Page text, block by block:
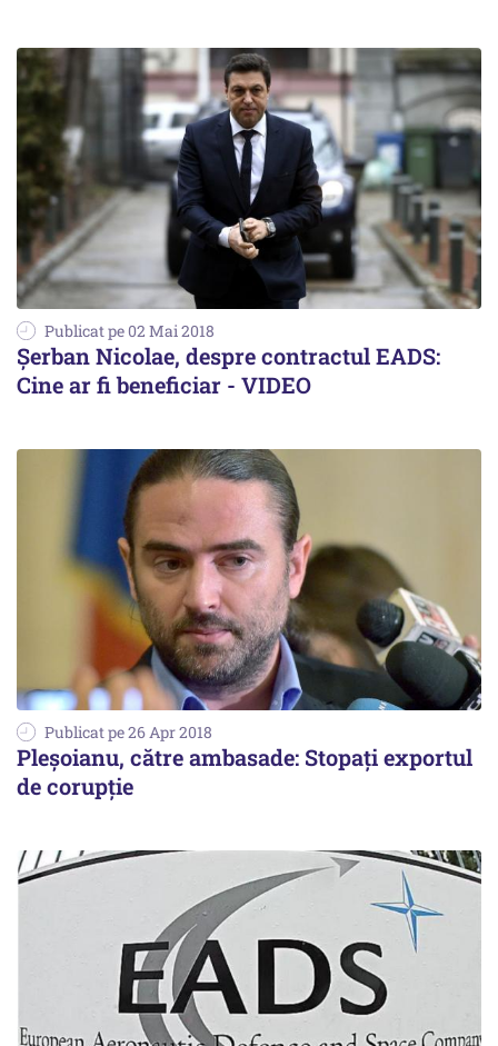
Publicat pe 02 Mai 2018
Şerban Nicolae, despre contractul EADS:
Cine ar fi beneficiar - VIDEO
Publicat pe 26 Apr 2018
Pleșoianu, către ambasade: Stopați exportul
de corupție